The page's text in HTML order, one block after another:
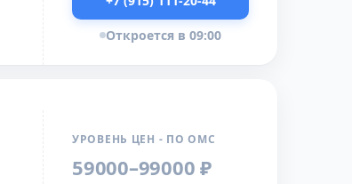
Откроется в 09:00
УРОВЕНЬ ЦЕН - ПО ОМС
59000–99000 ₽